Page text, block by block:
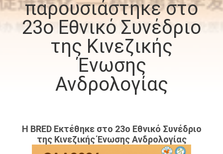
ΠΟΙΟΤΙΚΌΣ
ΈΛΕΓΧΟΣ
ΕΠΑΦΉ
παρουσιάστηκε στο
23ο Εθνικό Συνέδριο
της Κινεζικής
Ένωσης
Ανδρολογίας
Η BRED Εκτέθηκε στο 23ο Εθνικό Συνέδριο
της Κινεζικής Ένωσης Ανδρολογίας